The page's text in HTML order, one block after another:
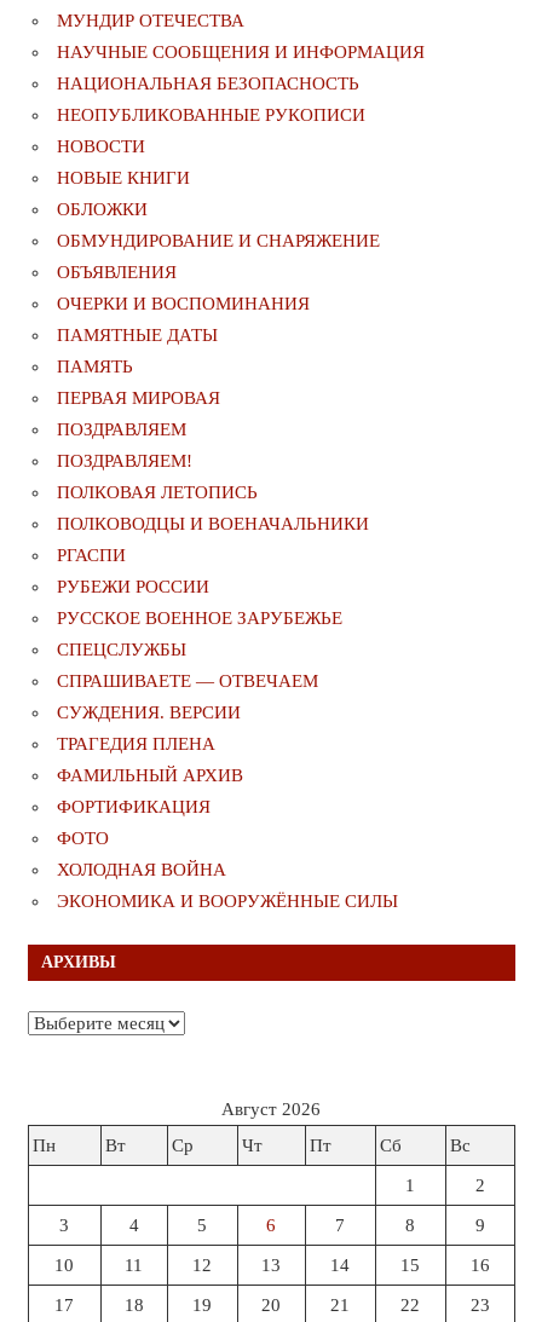
МУНДИР ОТЕЧЕСТВА
НАУЧНЫЕ СООБЩЕНИЯ И ИНФОРМАЦИЯ
НАЦИОНАЛЬНАЯ БЕЗОПАСНОСТЬ
НЕОПУБЛИКОВАННЫЕ РУКОПИСИ
НОВОСТИ
НОВЫЕ КНИГИ
ОБЛОЖКИ
ОБМУНДИРОВАНИЕ И СНАРЯЖЕНИЕ
ОБЪЯВЛЕНИЯ
ОЧЕРКИ И ВОСПОМИНАНИЯ
ПАМЯТНЫЕ ДАТЫ
ПАМЯТЬ
ПЕРВАЯ МИРОВАЯ
ПОЗДРАВЛЯЕМ
ПОЗДРАВЛЯЕМ!
ПОЛКОВАЯ ЛЕТОПИСЬ
ПОЛКОВОДЦЫ И ВОЕНАЧАЛЬНИКИ
РГАСПИ
РУБЕЖИ РОССИИ
РУССКОЕ ВОЕННОЕ ЗАРУБЕЖЬЕ
СПЕЦСЛУЖБЫ
СПРАШИВАЕТЕ — ОТВЕЧАЕМ
СУЖДЕНИЯ. ВЕРСИИ
ТРАГЕДИЯ ПЛЕНА
ФАМИЛЬНЫЙ АРХИВ
ФОРТИФИКАЦИЯ
ФОТО
ХОЛОДНАЯ ВОЙНА
ЭКОНОМИКА И ВООРУЖЁННЫЕ СИЛЫ
АРХИВЫ
Архивы
Август 2026
Пн
Вт Ср Чт Пт Сб Вс
1 2
3 4 5 6 7 8 9
10 11 12 13 14 15 16
17 18 19 20 21 22 23